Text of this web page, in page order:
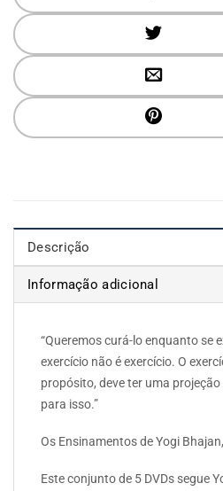
Descrição
Informação adicional
“Queremos curá-lo enquanto se
exercício não é exercício. O
propósito, deve ter uma projeção
para isso.”
Os Ensinamentos de Yogi
Este conjunto de 5 DVDs segue